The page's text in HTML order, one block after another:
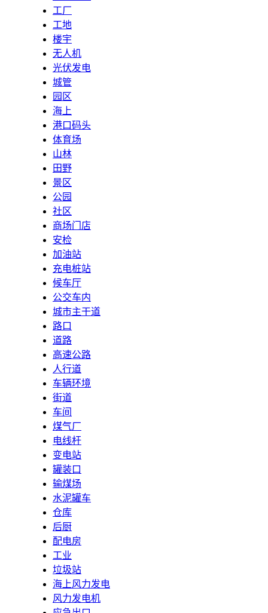
工厂
工地
楼宇
无人机
光伏发电
城管
园区
海上
港口码头
体育场
山林
田野
景区
公园
社区
商场门店
安检
加油站
充电桩站
候车厅
公交车内
城市主干道
路口
道路
高速公路
人行道
车辆环境
街道
车间
煤气厂
电线杆
变电站
罐装口
输煤场
水泥罐车
仓库
后厨
配电房
工业
垃圾站
海上风力发电
风力发电机